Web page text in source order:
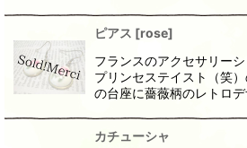
ピアス [rose]
フランスのアクセサリーシ
プリンセステイスト（笑
の台座に薔薇柄のレトロ
カチューシャ